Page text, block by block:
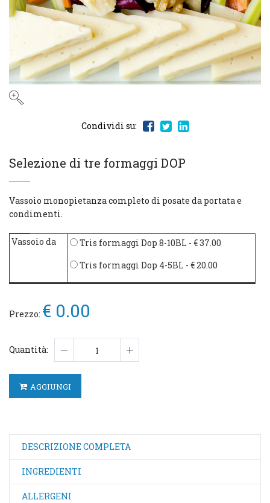
Condividi su:
Selezione di tre formaggi DOP
Vassoio monopietanza completo di posate da portata e
condimenti.
Vassoio da Tris formaggi Dop 8-10BL - € 37.00
Tris formaggi Dop 4-5BL - € 20.00
Prezzo: € 0.00
Quantità:
AGGIUNGI
DESCRIZIONE COMPLETA
INGREDIENTI
ALLERGENI